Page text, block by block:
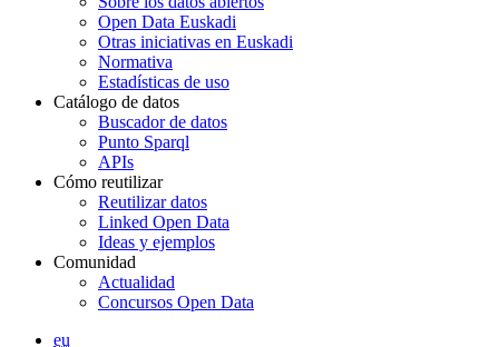
Open Data Euskadi
Otras iniciativas en Euskadi
Normativa
Estadísticas de uso
Catálogo de datos
Buscador de datos
Punto Sparql
APIs
Cómo reutilizar
Reutilizar datos
Linked Open Data
Ideas y ejemplos
Comunidad
Actualidad
Concursos Open Data
eu